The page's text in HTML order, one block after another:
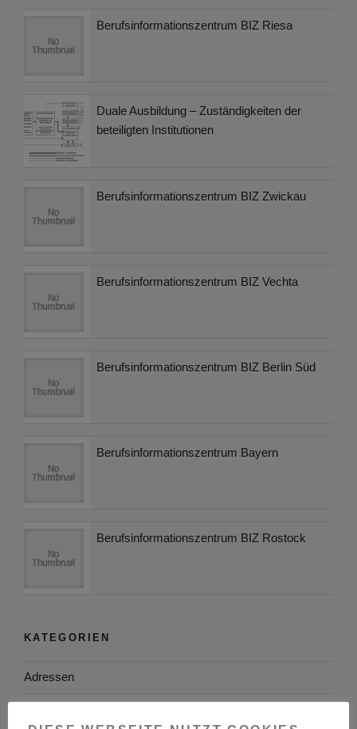
Berufsinformationszentrum BIZ Riesa
Duale Ausbildung – Zuständigkeiten der
beteiligten Institutionen
Berufsinformationszentrum BIZ Zwickau
Berufsinformationszentrum BIZ Vechta
Berufsinformationszentrum BIZ Berlin Süd
Berufsinformationszentrum Bayern
Berufsinformationszentrum BIZ Rostock
KATEGORIEN
Adressen